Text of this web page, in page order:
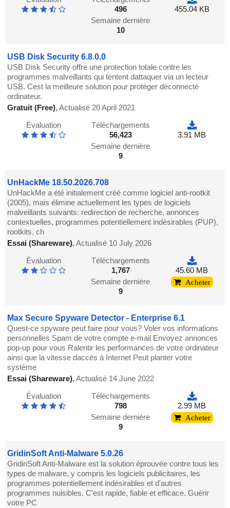
496
Semaine dernière
10
455.04 KB
USB Disk Security 6.8.0.0
USB Disk Security offre une protection totale contre les
programmes malveillants qui tentent dattaquer via un lecteur
USB. Cest la meilleure solution pour protéger déconnecté
ordinateur.
Gratuit (Free),Actualisé 20 April 2021
Évaluation
Téléchargements
56,423
Semaine dernière
9
3.91 MB
UnHackMe 18.50.2026.708
UnHackMe a été initialement créé comme logiciel anti-rootkit
(2005), mais élimine actuellement les types de logiciels
malveillants suivants: redirection de recherche, annonces
contextuelles, programmes potentiellement indésirables (PUP),
rootkits, ch
Essai (Shareware),Actualisé 10 July 2026
Évaluation
Téléchargements
1,767
Semaine dernière
9
45.60 MB
Acheter
Max Secure Spyware Detector - Enterprise 6.1
Quest-ce spyware peut faire pour vous? Voler vos informations
personnelles Spam de votre compte e-mail Envoyez annonces
pop-up pour vous Ralentir les performances de votre ordinateur
ainsi que la vitesse daccès à Internet Peut planter votre
système
Essai (Shareware),Actualisé 14 June 2022
Évaluation
Téléchargements
798
Semaine dernière
9
2.99 MB
Acheter
GridinSoft Anti-Malware 5.0.26
GridinSoft Anti-Malware est la solution éprouvée contre tous les
types de malware, y compris les logiciels publicitaires, les
programmes potentiellement indésirables et d'autres
programmes nuisibles. C'est rapide, fiable et efficace. Guérir
votre PC